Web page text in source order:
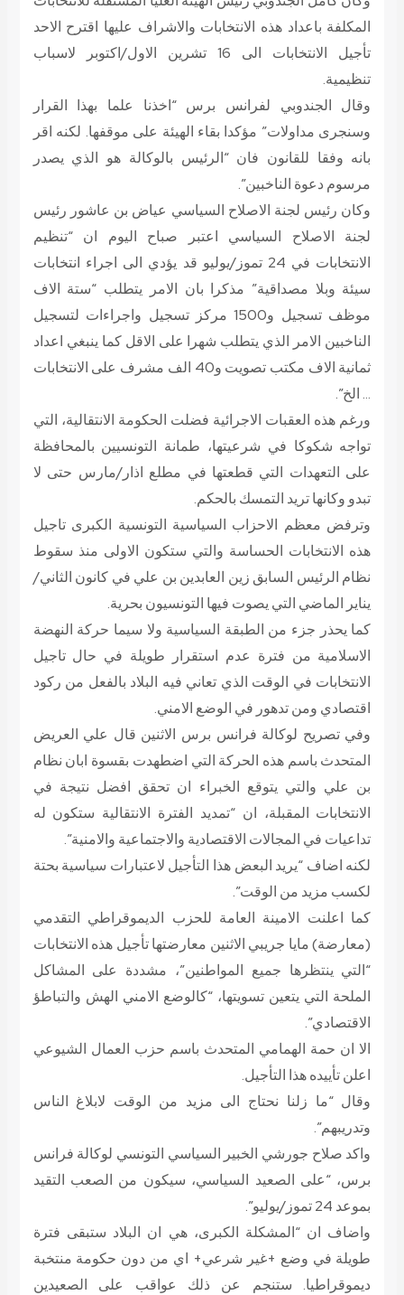
المكلفة باعداد هذه الانتخابات والاشراف عليها اقترح الاحد
تأجيل الانتخابات الى 16 تشرين الاول/اكتوبر لاسباب
تنظيمية.
وقال الجندوبي لفرانس برس “اخذنا علما بهذا القرار
وسنجرى مداولات” مؤكدا بقاء الهيئة على موقفها. لكنه اقر
بانه وفقا للقانون فان “الرئيس بالوكالة هو الذي يصدر
مرسوم دعوة الناخبين”.
وكان رئيس لجنة الاصلاح السياسي عياض بن عاشور رئيس
لجنة الاصلاح السياسي اعتبر صباح اليوم ان “تنظيم
الانتخابات في 24 تموز/يوليو قد يؤدي الى اجراء انتخابات
سيئة وبلا مصداقية” مذكرا بان الامر يتطلب “ستة الاف
موظف تسجيل و1500 مركز تسجيل واجراءات لتسجيل
الناخبين الامر الذي يتطلب شهرا على الاقل كما ينبغي اعداد
ثمانية الاف مكتب تصويت و40 الف مشرف على الانتخابات
… الخ”.
ورغم هذه العقبات الاجرائية فضلت الحكومة الانتقالية، التي
تواجه شكوكا في شرعيتها، طمانة التونسيين بالمحافظة
على التعهدات التي قطعتها في مطلع اذار/مارس حتى لا
تبدو وكانها تريد التمسك بالحكم.
وترفض معظم الاحزاب السياسية التونسية الكبرى تاجيل
هذه الانتخابات الحساسة والتي ستكون الاولى منذ سقوط
نظام الرئيس السابق زين العابدين بن علي في كانون الثاني/
يناير الماضي التي يصوت فيها التونسيون بحرية.
كما يحذر جزء من الطبقة السياسية ولا سيما حركة النهضة
الاسلامية من فترة عدم استقرار طويلة في حال تاجيل
الانتخابات في الوقت الذي تعاني فيه البلاد بالفعل من ركود
اقتصادي ومن تدهور في الوضع الامني.
وفي تصريح لوكالة فرانس برس الاثنين قال علي العريض
المتحدث باسم هذه الحركة التي اضطهدت بقسوة ابان نظام
بن علي والتي يتوقع الخبراء ان تحقق افضل نتيجة في
الانتخابات المقبلة، ان “تمديد الفترة الانتقالية ستكون له
تداعيات في المجالات الاقتصادية والاجتماعية والامنية”.
لكنه اضاف “يريد البعض هذا التأجيل لاعتبارات سياسية بحتة
لكسب مزيد من الوقت”.
كما اعلنت الامينة العامة للحزب الديموقراطي التقدمي
(معارضة) مايا جريبي الاثنين معارضتها تأجيل هذه الانتخابات
“التي ينتظرها جميع المواطنين”، مشددة على المشاكل
الملحة التي يتعين تسويتها، “كالوضع الامني الهش والتباطؤ
الاقتصادي”.
الا ان حمة الهمامي المتحدث باسم حزب العمال الشيوعي
اعلن تأييده هذا التأجيل.
وقال “ما زلنا نحتاج الى مزيد من الوقت لابلاغ الناس
وتدريبهم”.
واكد صلاح جورشي الخبير السياسي التونسي لوكالة فرانس
برس، “على الصعيد السياسي، سيكون من الصعب التقيد
بموعد 24 تموز/يوليو”.
واضاف ان “المشكلة الكبرى، هي ان البلاد ستبقى فترة
طويلة في وضع +غير شرعي+ اي من دون حكومة منتخبة
ديموقراطيا. ستنجم عن ذلك عواقب على الصعيدين